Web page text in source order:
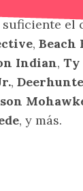
suficiente
, Beach
Indian, Ty
,
, y más.